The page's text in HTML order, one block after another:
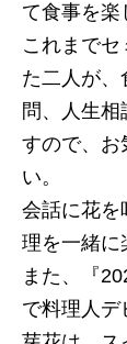
て食事を楽
これまでセ
た二人が、
問、人生相
すので、お
い。
会話に花を
理を一緒に
また、『
で料理人デ